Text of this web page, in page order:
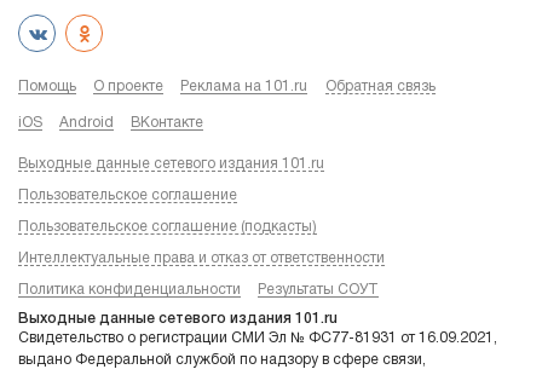
Помощь О проекте Реклама на 101.ru Обратная связь
iOS Android ВКонтакте
Выходные данные сетевого издания 101.ru
Пользовательское соглашение
Пользовательское соглашение (подкасты)
Интеллектуальные права и отказ от ответственности
Политика конфиденциальности Результаты СОУТ
Выходные данные сетевого издания 101.ru
Свидетельство о регистрации СМИ Эл № ФС77-81931 от 16.09.2021,
выдано Федеральной службой по надзору в сфере связи,